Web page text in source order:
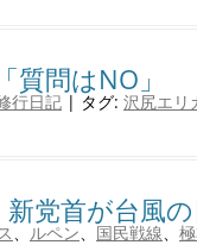
問はNO」
行日記 | タグ: 沢尻エリ
党首が台風の
ルペン 国民戦線